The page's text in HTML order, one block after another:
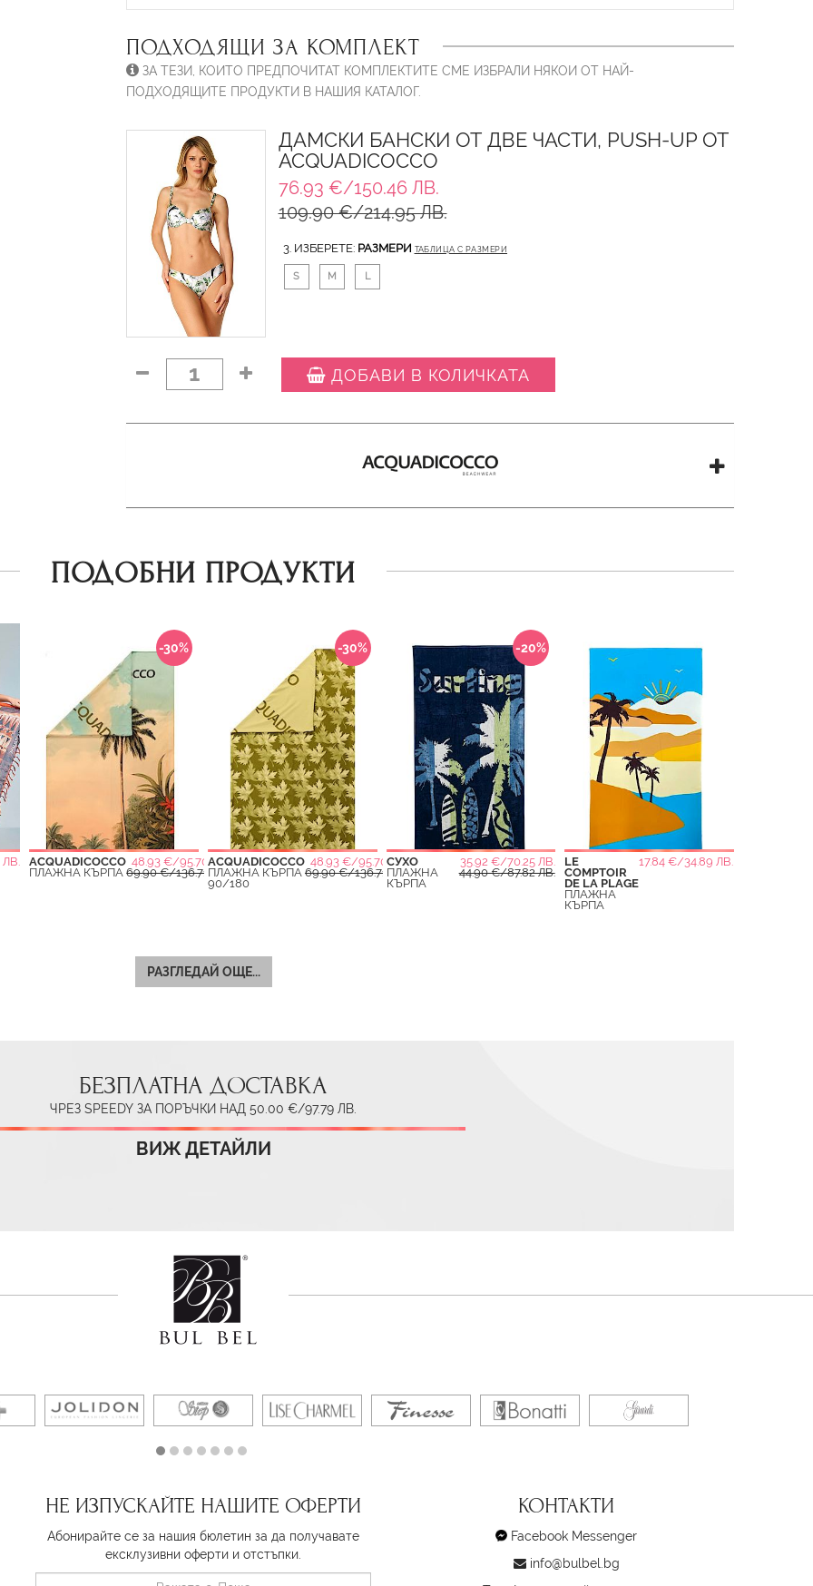
ПОДХОДЯЩИ ЗА КОМПЛЕКТ
ЗА ТЕЗИ, КОИТО ПРЕДПОЧИТАТ КОМПЛЕКТИТЕ СМЕ ИЗБРАЛИ НЯКОИ ОТ НАЙ-
ПОДХОДЯЩИТЕ ПРОДУКТИ В НАШИЯ КАТАЛОГ.
ДАМСКИ БАНСКИ ОТ ДВЕ ЧАСТИ, PUSH-UP ОТ
ACQUADICOCCO
76.93 €/150.46 ЛВ.
109.90 €/214.95 ЛВ.
3. ИЗБЕРЕТЕ: РАЗМЕРИ ТАБЛИЦА С РАЗМЕРИ
S M L
1 ДОБАВИ В КОЛИЧКАТА
ПОДОБНИ ПРОДУКТИ
ЛВ.
-30%
ACQUADICOCCO 48.93 €/95.70 ЛВ.
ПЛАЖНА КЪРПА 69.90 €/136.71 ЛВ.
-30%
ACQUADICOCCO 48.93 €/95.70 ЛВ.
ПЛАЖНА КЪРПА
90/180
69.90 €/136.71 ЛВ.
-20%
СУХО
35.92 €/70.25 ЛВ.
ПЛАЖНА
КЪРПА
44.90 €/87.82 ЛВ.
LE
COMPTOIR
DE LA PLAGE
17.84 €/34.89 ЛВ.
ПЛАЖНА
КЪРПА
РАЗГЛЕДАЙ ОЩЕ...
БЕЗПЛАТНА ДОСТАВКА
ЧРЕЗ SPEEDY ЗА ПОРЪЧКИ НАД 50.00 €/97.79 ЛВ.
ВИЖ ДЕТАЙЛИ
НЕ ИЗПУСКАЙТЕ НАШИТЕ ОФЕРТИ
Абонирайте се за нашия бюлетин за да получавате
ексклузивни оферти и отстъпки.
КОНТАКТИ
Facebook Messenger
info@bulbel.bg